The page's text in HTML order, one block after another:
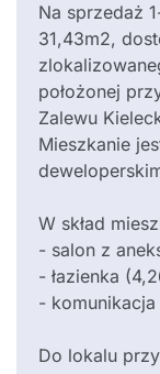
Na sprzedaż
31,43m2,
położonej
Zalewu
Mieszkanie
W skład
- salon z
- łazienka
-
Do lokalu